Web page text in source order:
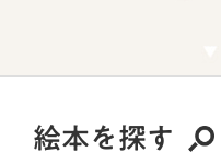
絵本を探す